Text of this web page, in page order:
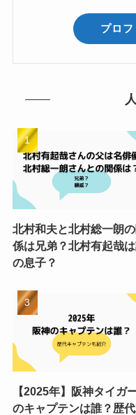
プロ
北村和夫と北村総一朗
係は兄弟？北村有起哉
の息子？
【2025年】阪神タイガ
のキャプテンは誰？歴